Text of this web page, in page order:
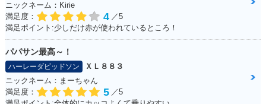
ニックネーム：Kirie
満足度：
4 ／5
満足ポイント:少しだけ赤が使われているところ！
パパサン最高～！
ハーレーダビッドソン
ＸＬ８８３
ニックネーム：まーちゃん
満足度：
5 ／5